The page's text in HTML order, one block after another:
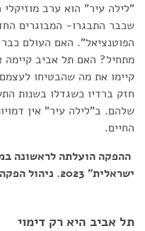
"לילה עיר" הוא ערב
שכבר התבגרו- המבוגרים
הפוטנציאל". האם העולם
מתחיל? האם תל אביב
קיימו את מה שהבטיחו
חזק ברדיו כשגדלו בשנות
שלהם. ב"לילה עיר" אין
החיים.
ההפקה הועלתה לראשונה
ישראלית" 2023. ניהול הפקה: ניצן גת
תל אביב היא רק דימוי